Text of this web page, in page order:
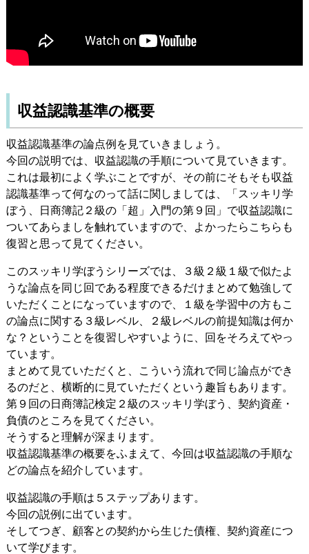
収益認識基準の概要
収益認識基準の論点例を見ていきましょう。
今回の説明では、収益認識の手順について見ていきます。
これは最初によく学ぶことですが、その前にそもそも収益
認識基準って何なのって話に関しましては、「スッキリ学
ぼう、日商簿記２級の「超」入門の第９回」で収益認識に
ついてあらましを触れていますので、よかったらこちらも
復習と思って見てください。
このスッキリ学ぼうシリーズでは、３級２級１級で似たよ
うな論点を同じ回である程度できるだけまとめて勉強して
いただくことになっていますので、１級を学習中の方もこ
の論点に関する３級レベル、２級レベルの前提知識は何か
な？ということを復習しやすいように、回をそろえてやっ
ています。
まとめて見ていただくと、こういう流れで同じ論点ができ
るのだと、横断的に見ていただくという趣旨もあります。
第９回の日商簿記検定２級のスッキリ学ぼう、契約資産・
負債のところを見てください。
そうすると理解が深まります。
収益認識基準の概要をふまえて、今回は収益認識の手順な
どの論点を紹介しています。
収益認識の手順は５ステップあります。
今回の説例に出ています。
そしてつぎ、顧客との契約から生じた債権、契約資産につ
いて学びます。